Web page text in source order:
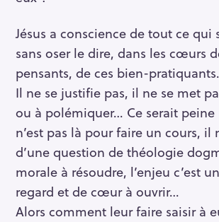
Jésus a conscience de tout ce qui
sans oser le dire, dans les cœurs
pensants, de ces bien-pratiquants.
Il ne se justifie pas, il ne se met
ou à polémiquer… Ce serait
n’est pas là pour faire un cours, il
d’une question de théologie
morale à résoudre, l’enjeu c’est
regard et de cœur à ouvrir…
Alors comment leur faire saisir à